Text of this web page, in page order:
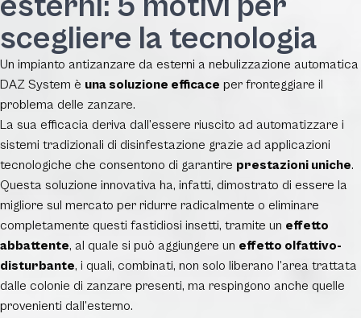
scegliere la tecnologia
Un impianto antizanzare da esterni a nebulizzazione automatica
DAZ System è una soluzione efficace per fronteggiare il
problema delle zanzare.
La sua efficacia deriva dall’essere riuscito ad automatizzare i
sistemi tradizionali di disinfestazione grazie ad applicazioni
tecnologiche che consentono di garantire prestazioni uniche.
Questa soluzione innovativa ha, infatti, dimostrato di essere la
migliore sul mercato per ridurre radicalmente o eliminare
completamente questi fastidiosi insetti, tramite un effetto
abbattente, al quale si può aggiungere un effetto olfattivo-
disturbante, i quali, combinati, non solo liberano l’area trattata
dalle colonie di zanzare presenti, ma respingono anche quelle
provenienti dall’esterno.